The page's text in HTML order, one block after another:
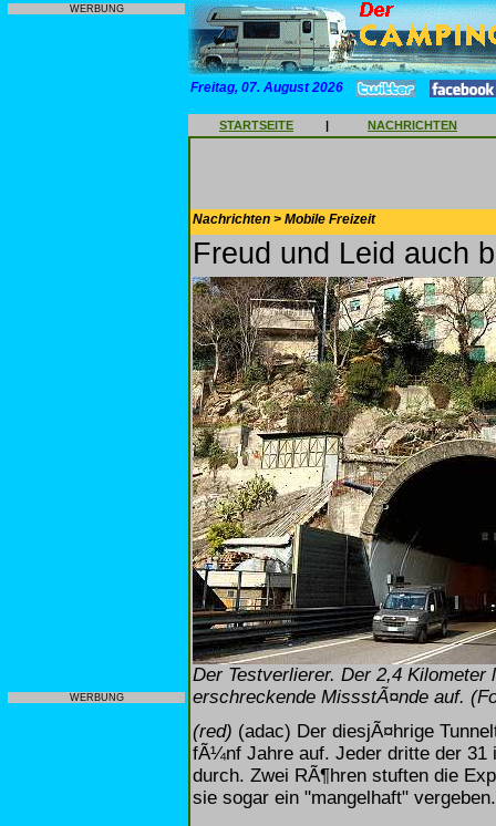
WERBUNG
WERBUNG
Freitag, 07. August 2026
STARTSEITE | NACHRICHTEN
Nachrichten > Mobile Freizeit
Freud und Leid auch
Der Testverlierer. Der 2,4 Kilometer
erschreckende MissstÃ¤nde auf.
(red) (adac) Der diesjÃ¤hrige
fÃ¼nf Jahre auf. Jeder dritte der 31
durch. Zwei RÃ¶hren stuften die
sie sogar ein "mangelhaft" vergeben.